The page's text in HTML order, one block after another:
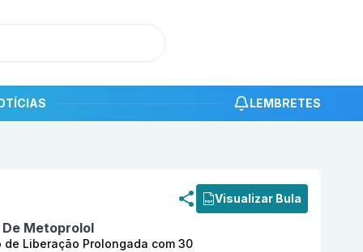
LEMBRETES
Visualizar Bula
Metoprolol
de Liberação Prolongada com 30